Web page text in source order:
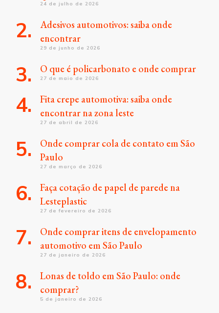
24 de julho de 2026
Adesivos automotivos: saiba onde
encontrar
29 de junho de 2026
O que é policarbonato e onde comprar
27 de maio de 2026
Fita crepe automotiva: saiba onde
encontrar na zona leste
27 de abril de 2026
Onde comprar cola de contato em São
Paulo
27 de março de 2026
Faça cotação de papel de parede na
Lesteplastic
27 de fevereiro de 2026
Onde comprar itens de envelopamento
automotivo em São Paulo
27 de janeiro de 2026
Lonas de toldo em São Paulo: onde
comprar?
5 de janeiro de 2026